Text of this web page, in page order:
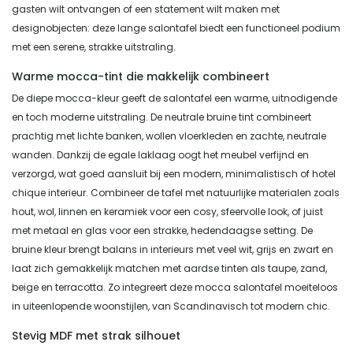
gasten wilt ontvangen of een statement wilt maken met
designobjecten: deze lange salontafel biedt een functioneel podium
met een serene, strakke uitstraling.
Warme mocca-tint die makkelijk combineert
De diepe mocca-kleur geeft de salontafel een warme, uitnodigende
en toch moderne uitstraling. De neutrale bruine tint combineert
prachtig met lichte banken, wollen vloerkleden en zachte, neutrale
wanden. Dankzij de egale laklaag oogt het meubel verfijnd en
verzorgd, wat goed aansluit bij een modern, minimalistisch of hotel
chique interieur. Combineer de tafel met natuurlijke materialen zoals
hout, wol, linnen en keramiek voor een cosy, sfeervolle look, of juist
met metaal en glas voor een strakke, hedendaagse setting. De
bruine kleur brengt balans in interieurs met veel wit, grijs en zwart en
laat zich gemakkelijk matchen met aardse tinten als taupe, zand,
beige en terracotta. Zo integreert deze mocca salontafel moeiteloos
in uiteenlopende woonstijlen, van Scandinavisch tot modern chic.
Stevig MDF met strak silhouet